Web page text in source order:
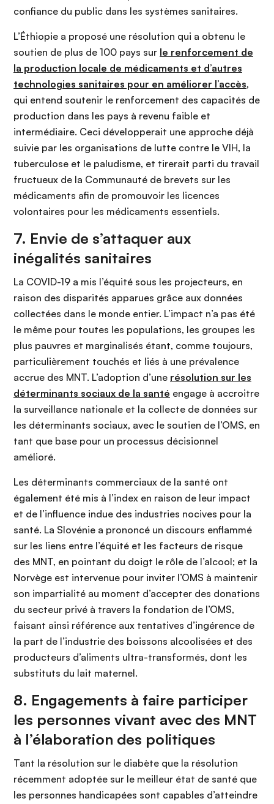
confiance du public dans les systèmes sanitaires.
L’Éthiopie a proposé une résolution qui a obtenu le
soutien de plus de 100 pays sur le renforcement de
la production locale de médicaments et d’autres
technologies sanitaires pour en améliorer l’accès,
qui entend soutenir le renforcement des capacités de
production dans les pays à revenu faible et
intermédiaire. Ceci développerait une approche déjà
suivie par les organisations de lutte contre le VIH, la
tuberculose et le paludisme, et tirerait parti du travail
fructueux de la Communauté de brevets sur les
médicaments afin de promouvoir les licences
volontaires pour les médicaments essentiels.
7. Envie de s’attaquer aux
inégalités sanitaires
La COVID-19 a mis l’équité sous les projecteurs, en
raison des disparités apparues grâce aux données
collectées dans le monde entier. L’impact n’a pas été
le même pour toutes les populations, les groupes les
plus pauvres et marginalisés étant, comme toujours,
particulièrement touchés et liés à une prévalence
accrue des MNT. L’adoption d’une résolution sur les
déterminants sociaux de la santé engage à accroitre
la surveillance nationale et la collecte de données sur
les déterminants sociaux, avec le soutien de l’OMS, en
tant que base pour un processus décisionnel
amélioré.
Les déterminants commerciaux de la santé ont
également été mis à l’index en raison de leur impact
et de l’influence indue des industries nocives pour la
santé. La Slovénie a prononcé un discours enflammé
sur les liens entre l’équité et les facteurs de risque
des MNT, en pointant du doigt le rôle de l’alcool; et la
Norvège est intervenue pour inviter l’OMS à maintenir
son impartialité au moment d’accepter des donations
du secteur privé à travers la fondation de l’OMS,
faisant ainsi référence aux tentatives d’ingérence de
la part de l’industrie des boissons alcoolisées et des
producteurs d’aliments ultra-transformés, dont les
substituts du lait maternel.
8. Engagements à faire participer
les personnes vivant avec des MNT
à l’élaboration des politiques
Tant la résolution sur le diabète que la résolution
récemment adoptée sur le meilleur état de santé que
les personnes handicapées sont capables d’atteindre